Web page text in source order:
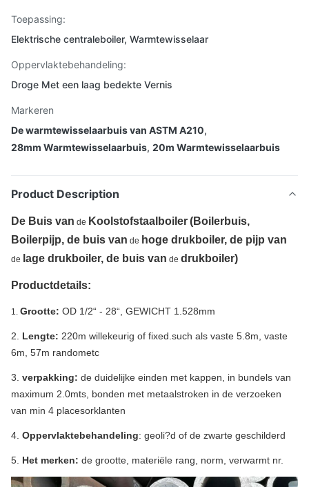
Toepassing:
Elektrische centraleboiler, Warmtewisselaar
Oppervlaktebehandeling:
Droge Met een laag bedekte Vernis
Markeren
De warmtewisselaarbuis van ASTM A210,
28mm Warmtewisselaarbuis, 20m Warmtewisselaarbuis
Product Description
De Buis van de Koolstofstaalboiler(Boilerbuis,
Boilerpijp, de buis van de hoge drukboiler, de pijp van
de lage drukboiler, de buis van de drukboiler)
Productdetails:
1. Grootte: OD 1/2“ - 28“, GEWICHT 1.528mm
2. Lengte: 220m willekeurig of fixed.such als vaste 5.8m, vaste
6m, 57m randometc
3. verpakking: de duidelijke einden met kappen, in bundels van
maximum 2.0mts, bonden met metaalstroken in de verzoeken
van min 4 placesorklanten
4. Oppervlaktebehandeling: geoli?d of de zwarte geschilderd
5. Het merken: de grootte, materiële rang, norm, verwarmt nr.